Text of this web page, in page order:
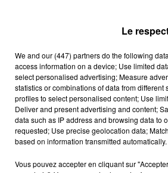
Le
We and our (447) partnersdo the following
access information on a device; Use limited
select personalised advertising; Measure
statistics or combinations of data from
profiles to select personalised content; Use
Deliver and present advertising and content;
data such as IP address and browsing data to
requested; Use precise geolocation data;
based on information transmitted automatically.
Vous pouvez accepter en cliquant sur